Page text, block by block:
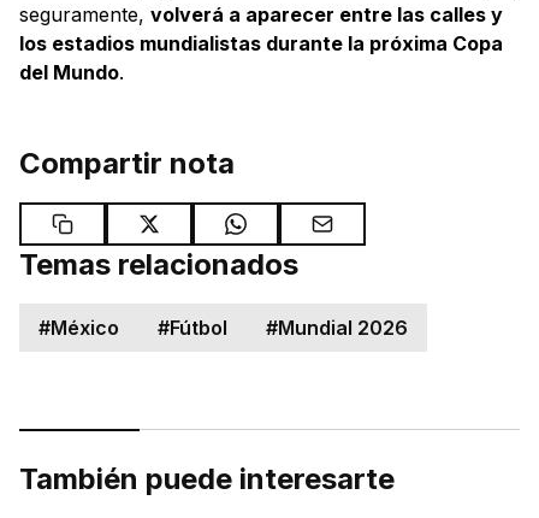
seguramente, volverá a aparecer entre las calles y
los estadios mundialistas durante la próxima Copa
del Mundo.
Compartir nota
Temas relacionados
#México #Fútbol #Mundial 2026
También puede interesarte